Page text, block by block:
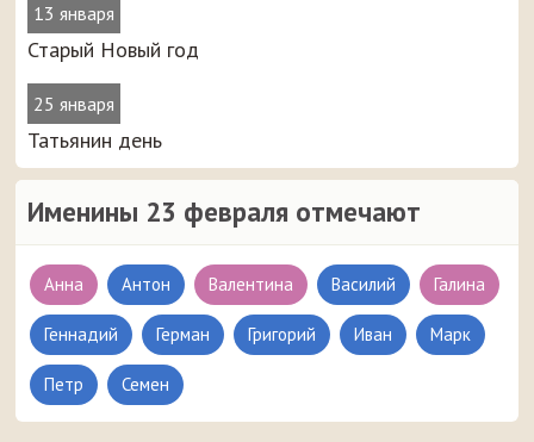
13 января
Старый Новый год
25 января
Татьянин день
Именины 23 февраля отмечают
Анна Антон Валентина Василий Галина
Геннадий Герман Григорий Иван Марк
Петр Семен